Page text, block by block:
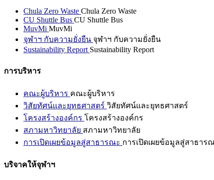
Chula Zero Waste Chula Zero Waste
CU Shuttle Bus CU Shuttle Bus
MuvMi MuvMi
จุฬาฯ กับความยั่งยืน จุฬาฯ กับความยั่งยืน
Sustainability Report Sustainability Report
การบริหาร
คณะผู้บริหาร คณะผู้บริหาร
วิสัยทัศน์และยุทธศาสตร์ วิสัยทัศน์และยุทธศาสตร์
โครงสร้างองค์กร โครงสร้างองค์กร
สภามหาวิทยาลัย สภามหาวิทยาลัย
การเปิดเผยข้อมูลสู่สาธารณะ การเปิดเผยข้อมูลสู่สาธาร
บริจาคให้จุฬาฯ